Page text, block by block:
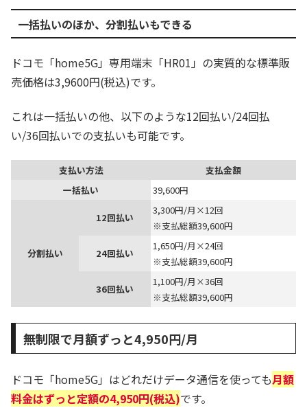
一括払いのほか、分割払いもできる
ドコモ「home5G」専用端末「HR01」の実質的な標準販
売価格は3,9600円(税込)です。
これは一括払いの他、以下のような12回払い/24回払
い/36回払いでの支払いも可能です。
支払い方法
支払金額
一括払い
39,600円
分割払い
12回払い
3,300円/月×12回
※支払総額39,600円
24回払い
1,650円/月×24回
※支払総額39,600円
36回払い
1,100円/月×36回
※支払総額39,600円
無制限で月額ずっと4,950円/月
ドコモ「home5G」はどれだけデータ通信を使っても月額
料金はずっと定額の4,950円(税込)です。